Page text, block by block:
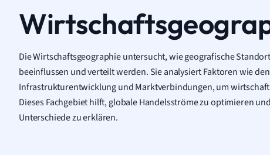
Die Wirtschaftsgeographie untersucht, wie geografische
beeinflussen und verteilt werden. Sie analysiert Faktoren wie
Infrastrukturentwicklung und Marktverbindungen, um
Dieses Fachgebiet hilft, globale Handelsströme zu optimieren
Unterschiede zu erklären.